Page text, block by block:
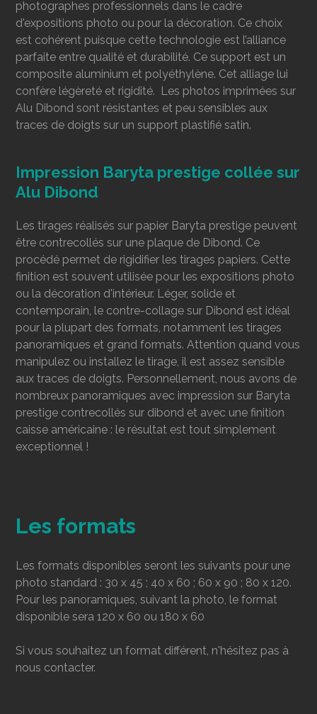
photographes professionnels dans le cadre
d'expositions photo ou pour la décoration. Ce choix
est cohérent puisque cette technologie est l’alliance
parfaite entre qualité et durabilité. Ce support est un
composite aluminium et polyéthylène. Cet alliage lui
confère légèreté et rigidité. Les photos imprimées sur
Alu Dibond sont résistantes et peu sensibles aux
traces de doigts sur un support plastifié satin.
Impression Baryta prestige collée sur
Alu Dibond
Les tirages réalisés sur papier Baryta prestige peuvent
être contrecollés sur une plaque de Dibond. Ce
procédé permet de rigidifier les tirages papiers. Cette
finition est souvent utilisée pour les expositions photo
ou la décoration d'intérieur. Léger, solide et
contemporain, le contre-collage sur Dibond est idéal
pour la plupart des formats, notamment les tirages
panoramiques et grand formats. Attention quand vous
manipulez ou installez le tirage, il est assez sensible
aux traces de doigts. Personnellement, nous avons de
nombreux panoramiques avec impression sur Baryta
prestige contrecollés sur dibond et avec une finition
caisse américaine : le résultat est tout simplement
exceptionnel !
Les formats
Les formats disponibles seront les suivants pour une
photo standard : 30 x 45 ; 40 x 60 ; 60 x 90 ; 80 x 120.
Pour les panoramiques, suivant la photo, le format
disponible sera 120 x 60 ou 180 x 60
Si vous souhaitez un format différent, n'hésitez pas à
nous contacter.